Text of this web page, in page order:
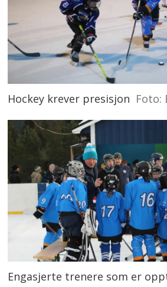
Hockey krever presisjon Foto:
Engasjerte trenere som er